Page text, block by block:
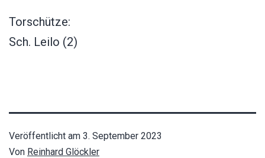
Torschütze:
Sch. Leilo (2)
Veröffentlicht am 3. September 2023
Von Reinhard Glöckler